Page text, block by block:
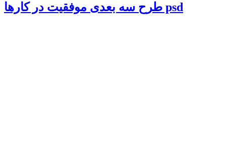
طرح سه بعدی موفقیت در کارها psd